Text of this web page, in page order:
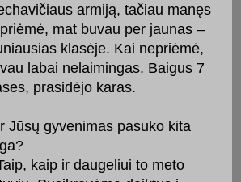
armiją, tačiau manęs
mat buvau per jaunas –
klasėje. Kai nepriėmė,
labai nelaimingas. Baigus 7
prasidėjo karas.
Jūsų gyvenimas pasuko kita
kaip ir daugeliui to meto